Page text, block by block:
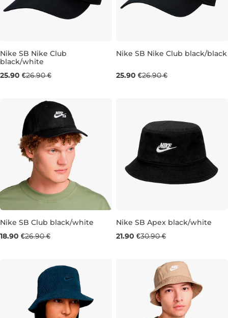
Nike SB Nike Club
black/white
25.90 €26.90 €
Nike SB Nike Club black/black
25.90 €26.90 €
Výpredaj -30 %
Nike SB Club black/white
18.90 €26.90 € Výpredaj -29 %
Nike SB Apex black/white
21.90 €30.90 €